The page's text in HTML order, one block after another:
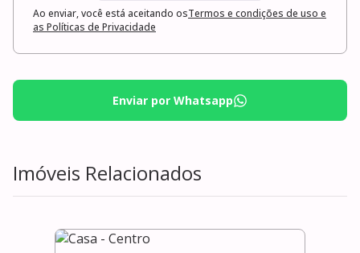
Ao enviar, você está aceitando osTermos e condições de uso e
as Políticas de Privacidade
Enviar por Whatsapp
Imóveis Relacionados